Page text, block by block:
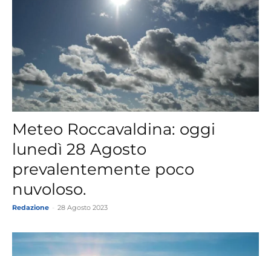
Meteo Roccavaldina: oggi
lunedì 28 Agosto
prevalentemente poco
nuvoloso.
Redazione 28 Agosto 2023